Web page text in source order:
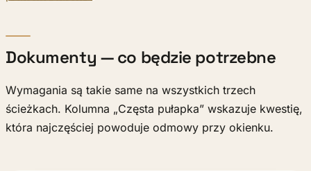
Dokumenty — co będzie potrzebne
Wymagania są takie same na wszystkich trzech
ścieżkach. Kolumna „Częsta pułapka” wskazuje kwestię,
która najczęściej powoduje odmowy przy okienku.